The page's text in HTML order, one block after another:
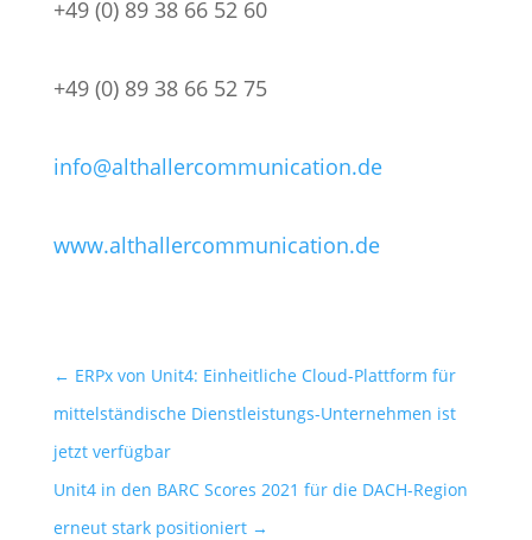
+49 (0) 89 38 66 52 60
+49 (0) 89 38 66 52 75
info@althallercommunication.de
www.althallercommunication.de
← ERPx von Unit4: Einheitliche Cloud-Plattform für
mittelständische Dienstleistungs-Unternehmen ist
jetzt verfügbar
Unit4 in den BARC Scores 2021 für die DACH-Region
erneut stark positioniert→